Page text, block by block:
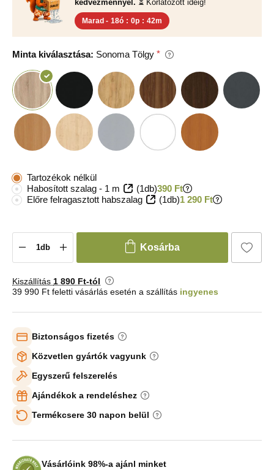
kedvezménnyel. ⏳ Korlátozott ideig!
Marad - 18ó : 0p : 42m
Minta kiválasztása: Sonoma Tölgy
Tartozékok nélkül
Habosított szalag - 1 m
(1db)390 Ft
Előre felragasztott habszalag
(1db)1 290 Ft
Kosárba
Kiszállítás 1 890 Ft-tól
39 990 Ft feletti vásárlás esetén a szállítás ingyenes
Biztonságos fizetés
Közvetlen gyártók vagyunk
Egyszerű felszerelés
Ajándékok a rendeléshez
Termékcsere 30 napon belül
Vásárlóink 98%-a ajánl minket